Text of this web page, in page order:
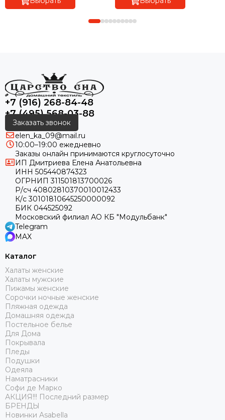
+7 (916) 268-84-48
+7 (495) 568-03-88
Заказать звонок
elen_ka_09@mail.ru
10:00–19:00 ежедневно
Заказы онлайн принимаются круглосуточно
ИП Дмитриева Елена Анатольевна
ИНН 505440874323
ОГРНИП 311501813700026
Р/сч 40802810370010012433
К/с 30101810645250000092
БИК 044525092
Московский филиал АО КБ "Модульбанк"
Telegram
MAX
Каталог
Халаты женские
Халаты мужские
Пижамы женские
Сорочки ночные женские
Пляжная одежда
Домашняя одежда
Постельное белье
Для Дома
Покрывала
Пледы
Подушки
Одеяла
Наматрасники
Софи де Марко
АКЦИЯ!!! Последний размер
БРЕНДЫ
Новинки Asabella